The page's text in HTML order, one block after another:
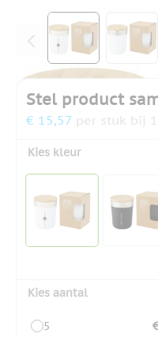
View larger
Stel product
€ 15,57 per stuk bij
Kies kleur
Kies aantal
5